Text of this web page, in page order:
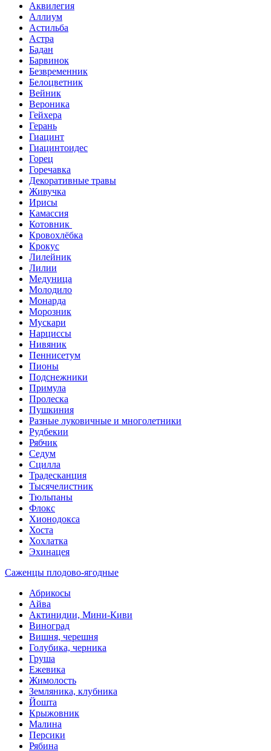
Аквилегия
Аллиум
Астильба
Астра
Бадан
Барвинок
Безвременник
Белоцветник
Вейник
Вероника
Гейхера
Герань
Гиацинт
Гиацинтоидес
Горец
Горечавка
Декоративные травы
Живучка
Ирисы
Камассия
Котовник
Кровохлёбка
Крокус
Лилейник
Лилии
Медуница
Молодило
Монарда
Морозник
Мускари
Нарциссы
Нивяник
Пеннисетум
Пионы
Подснежники
Примула
Пролеска
Пушкиния
Разные луковичные и многолетники
Рудбекии
Рябчик
Седум
Сцилла
Традесканция
Тысячелистник
Тюльпаны
Флокс
Хионодокса
Хоста
Хохлатка
Эхинацея
Саженцы плодово-ягодные
Абрикосы
Айва
Актинидии, Мини-Киви
Виноград
Вишня, черешня
Голубика, черника
Груша
Ежевика
Жимолость
Земляника, клубника
Йошта
Крыжовник
Малина
Персики
Рябина